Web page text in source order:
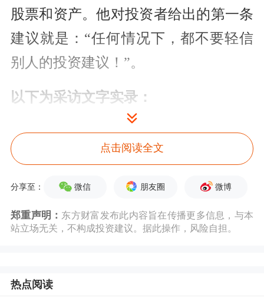
股票和资产。他对投资者给出的第一条
建议就是：“任何情况下，都不要轻信
别人的投资建议！”。
以下为采访文字实录：
第一财经：美国股市自三月低位报复性
反弹以来，非但已创出史上最短熊市纪
录，纳指更已打破 历史新高
纪录；与此
升。您认为，美国股市是否已处于“超
吉姆·罗杰斯：疫情初期，美国股市创
点击阅读全文
分享至： 微信 朋友圈 微博
郑重声明： 东方财富发布此内容旨在传播更多信息，与本
站立场无关，不构成投资建议。据此操作，风险自担。
热点阅读